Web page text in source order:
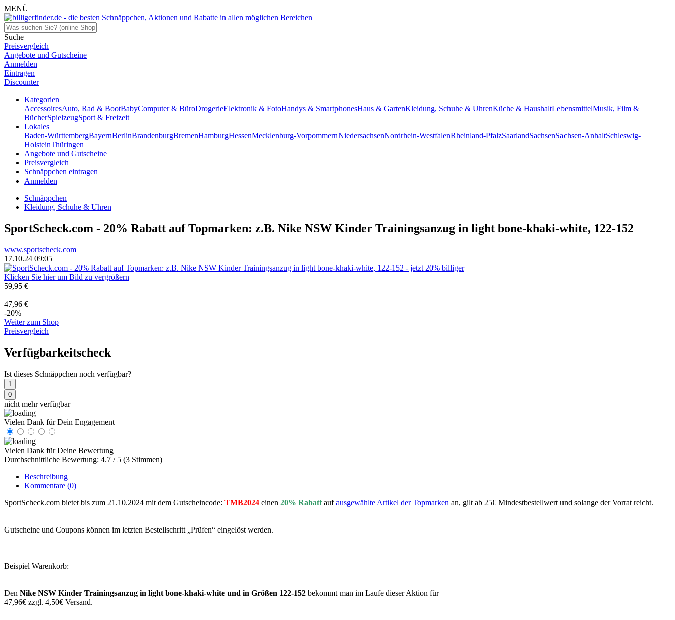
MENÜ
Suche
Preisvergleich
Angebote und Gutscheine
Anmelden
Eintragen
Discounter
Kategorien
AccessoiresAuto, Rad & BootBabyComputer & BüroDrogerieElektronik & FotoHandys & SmartphonesHaus & GartenKleidung, Schuhe & UhrenKüche & HaushaltLebensmittelMusik, Film &
BücherSpielzeugSport & Freizeit
Lokales
Baden-WürttembergBayernBerlinBrandenburgBremenHamburgHessenMecklenburg-VorpommernNiedersachsenNordrhein-WestfalenRheinland-PfalzSaarlandSachsenSachsen-AnhaltSchleswig-
HolsteinThüringen
Angebote und Gutscheine
Preisvergleich
Schnäppchen eintragen
Anmelden
Schnäppchen
Kleidung, Schuhe & Uhren
SportScheck.com - 20% Rabatt auf Topmarken: z.B. Nike NSW Kinder Trainingsanzug in light bone-khaki-white, 122-152
www.sportscheck.com
17.10.24 09:05
Klicken Sie hier um Bild zu vergrößern
59,95 €
47,96 €
-20%
Weiter zum Shop
Preisvergleich
Verfügbarkeitscheck
Ist dieses Schnäppchen noch verfügbar?
1
0
nicht mehr verfügbar
Vielen Dank für Dein Engagement
Vielen Dank für Deine Bewertung
Durchschnittliche Bewertung: 4.7 / 5 (3 Stimmen)
Beschreibung
Kommentare (0)
SportScheck.com bietet bis zum 21.10.2024 mit dem Gutscheincode: TMB2024 einen 20% Rabatt aufausgewählte Artikel der Topmarken an, gilt ab 25€ Mindestbestellwert und solange der Vorrat reicht.
Gutscheine und Coupons können im letzten Bestellschritt „Prüfen“ eingelöst werden.
Beispiel Warenkorb:
Den Nike NSW Kinder Trainingsanzug in light bone-khaki-white und in Größen 122-152 bekommt man im Laufe dieser Aktion für
47,96€ zzgl. 4,50€ Versand.